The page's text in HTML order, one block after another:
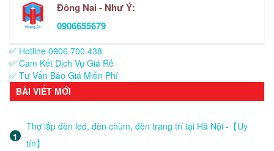
Đông Nai - Như Ý:
0906655679
✅ Hotline 0906.700.438
✅ Cam Kết Dịch Vụ Giá Rẻ
✅ Tư Vấn Báo Giá Miễn Phí
BÀI VIẾT MỚI
Thợ lắp đèn led, đèn chùm, đèn trang trí tại Hà Nội -【Uy
tín】